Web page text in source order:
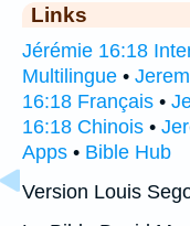
Links
Jérémie 16:18
Multilingue •
16:18 Français •
16:18 Chinois •
Apps • Bible Hub
Version Louis